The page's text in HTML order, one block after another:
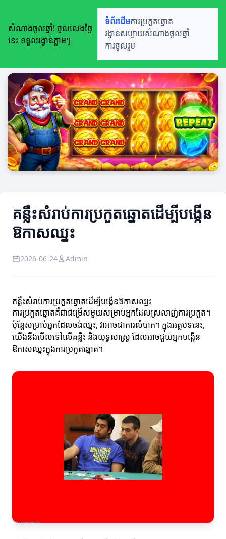
សំណាងចូលឆ្នាំ! ចូលលេងថ្ងៃ
នេះ ទទួលរង្វាន់ភ្លាមៗ
ទំព័រដើមការប្រកួតឆ្នោត
រង្វាន់សប្បាយសំណាងចូលឆ្នាំ
ការចូលរួម
គន្លឹះសំរាប់ការប្រកួតឆ្នោតដើម្បីបង្កើន
ឱកាសឈ្នះ
2026-06-24 Admin
គន្លឹះសំរាប់ការប្រកួតឆ្នោតដើម្បីបង្កើនឱកាសឈ្នះ
ការប្រកួតឆ្នោតគឺជាជម្រើសមួយសម្រាប់អ្នកដែលស្រលាញ់ការប្រកួត។
ប៉ុន្តែសម្រាប់អ្នកដែលចង់ឈ្នះ, វាអាចជាការលំបាក។ ក្នុងអត្ថបទនេះ,
យើងនឹងមើលទៅលើគន្លឹះ និងយុទ្ធសាស្ត្រ ដែលអាចជួយអ្នកបង្កើន
ឱកាសឈ្នះក្នុងការប្រកួតឆ្នោត។